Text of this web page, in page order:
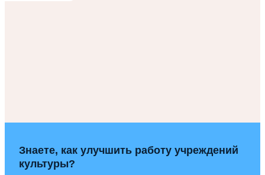
Знаете, как улучшить работу учреждений
культуры?